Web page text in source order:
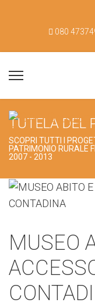
080
TUTELA DEL
SCOPRI TUTTI I
PATRIMONIO RURALE
2007 - 2013
MUSEO